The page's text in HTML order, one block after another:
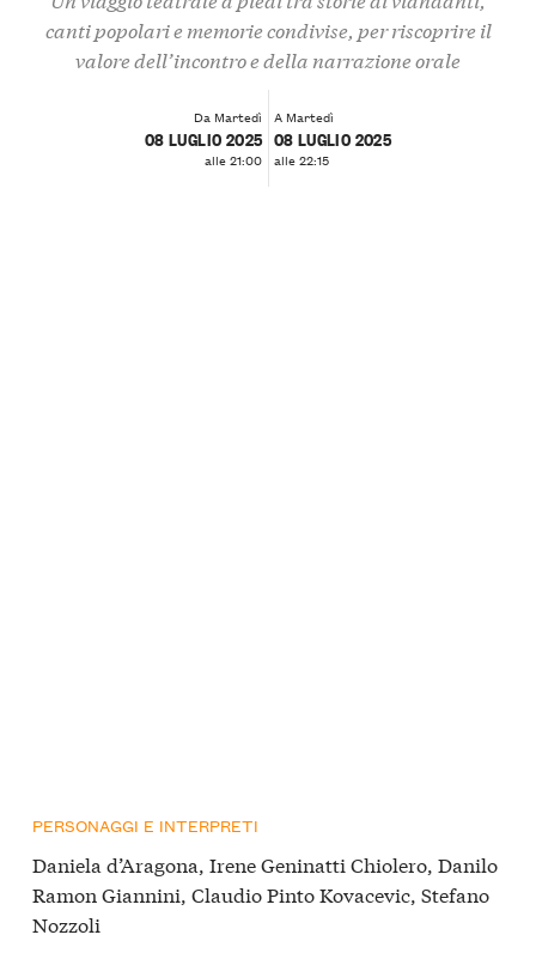
canti popolari e memorie condivise, per riscoprire il
valore dell’incontro e della narrazione orale
Da Martedì
08 LUGLIO 2025
alle 21:00
A Martedì
08 LUGLIO 2025
alle 22:15
PERSONAGGI E INTERPRETI
Daniela d’Aragona, Irene Geninatti Chiolero, Danilo
Ramon Giannini, Claudio Pinto Kovacevic, Stefano
Nozzoli